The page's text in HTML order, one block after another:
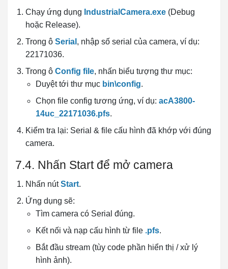
Chạy ứng dụng IndustrialCamera.exe (Debug
hoặc Release).
Trong ô Serial , nhập số serial của camera, ví dụ:
22171036.
Trong ô Config file, nhấn biểu tượng thư mục:
Duyệt tới thư mục bin\config.
Chọn file config tương ứng, ví dụ: acA3800-
14uc_22171036.pfs.
Kiểm tra lại: Serial & file cấu hình đã khớp với đúng
camera.
7.4. Nhấn Start để mở camera
Nhấn nútStart.
Ứng dụng sẽ:
Tìm camera có Serial đúng.
Kết nối và nạp cấu hình từ file .pfs.
Bắt đầu stream (tùy code phần hiển thị / xử lý
hình ảnh).